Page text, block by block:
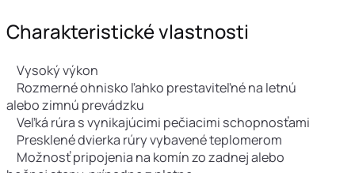
Charakteristické vlastnosti
Vysoký výkon
Rozmerné ohnisko ľahko prestaviteľné na letnú
alebo zimnú prevádzku
Veľká rúra s vynikajúcimi pečiacimi schopnosťami
Presklené dvierka rúry vybavené teplomerom
Možnosť pripojenia na komín zo zadnej alebo